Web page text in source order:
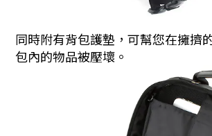
同時附有背包護墊，可幫您在擁擠
包內的物品被壓壞。